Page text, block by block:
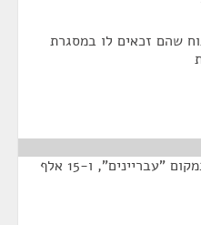
עבור ניתוח שהם זכאים לו במסגרת
אני הייתי אומרת "מפירי חוק" ובמקום "עבריינים", ו-15 אלף